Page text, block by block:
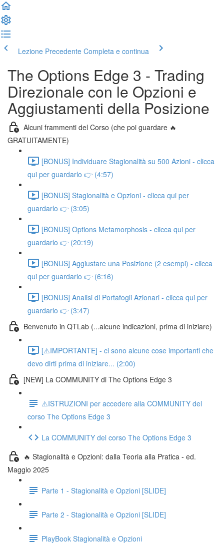
Lezione Precedente Completa e continua
The Options Edge 3 - Trading
Direzionale con le Opzioni e
Aggiustamenti della Posizione
Alcuni frammenti del Corso (che poi guardare 🔥
GRATUITAMENTE)
[BONUS] Individuare Stagionalità su 500 Azioni - clicca
qui per guardarlo 👉 (4:57)
[BONUS] Stagionalità e Opzioni - clicca qui per
guardarlo 👉 (3:05)
[BONUS] Options Metamorphosis - clicca qui per
guardarlo 👉 (20:19)
[BONUS] Aggiustare una Posizione (2 esempi) - clicca
qui per guardarlo 👉 (6:16)
[BONUS] Analisi di Portafogli Azionari - clicca qui per
guardarlo 👉 (3:47)
Benvenuto in QTLab (...alcune indicazioni, prima di iniziare)
[⚠️IMPORTANTE] - ci sono alcune cose importanti che
devo dirti prima di iniziare... (2:00)
[NEW] La COMMUNITY di The Options Edge 3
⚠️ISTRUZIONI per accedere alla COMMUNITY del
corso The Options Edge 3
La COMMUNITY del corso The Options Edge 3
🔥 Stagionalità e Opzioni: dalla Teoria alla Pratica - ed.
Maggio 2025
Parte 1 - Stagionalità e Opzioni [SLIDE]
Parte 2 - Stagionalità e Opzioni [SLIDE]
PlayBook Stagionalità e Opzioni